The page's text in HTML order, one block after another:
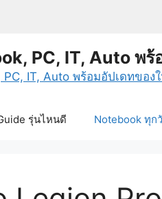
PC, IT, Auto พ
รุ่นไหนดี Notebook ทุก